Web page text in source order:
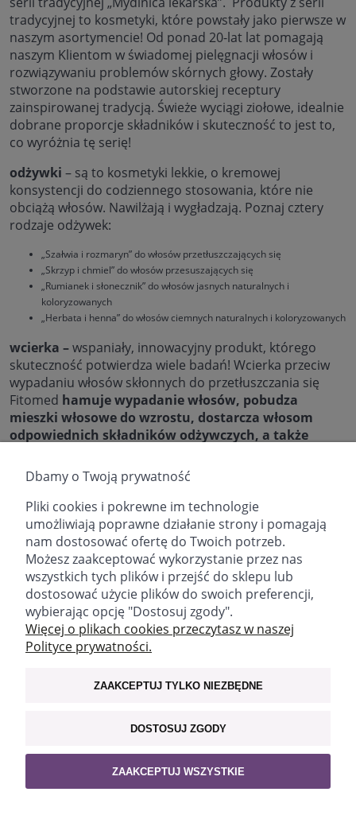
tradycyjnej to kosmetyki, które powstały jako pierwsze w
naszym asortymencie! Od ponad 20-lat lat pomagają
naszym Klientom w świadomej pielęgnacji włosów i
rozwiązywaniu problemów skórnych głowy. Zostały
stworzone na podstawie autorskiej receptury
zainspirowanej tradycją. Świeże wyciągi ziołowe, idealnie
dobrane proporcje składników i skuteczność to jest to,
co wyróżnia tę serię!
odżywki – są to kosmetyki lekkie, o kremowej
konsystencji do codziennego stosowania, które nie
obciążą włosów. Nawilżają i wygładzają. Poznaj cztery
rodzaje odżywek:
„Szałwia i rozmaryn” do włosów przetłuszczających się
„Skrzyp i chmiel” do włosów przesuszających się
„Rumianek i słonecznik” do włosów jasnych naturalnych i
koloryzowanych
„Herbata i henna” do włosów ciemnych naturalnych i koloryzowanych
wcierka –wspaniały, innowacyjny produkt, którego
skuteczność potwierdza wiele badań! Wcierka przeciw
wypadaniu włosów skłonnych do przetłuszczania się
Fitomed hamuje wypadanie włosów, pobudza
mieszki włosowe do wzrostu, dostarcza włosom
odpowiednich składników odżywczych, a także
włosy są grubsze, dłuższe i zdrowsze!
więcej
oleje– w naszej ofercie nie zabraknie także oleju
nierafinowanego z pestek malin, oleju z awokado i
słodkich migdałów! Świetnie spełnią swoją rolę w
olejowaniu włosów, ich odżywieniu i regeneracji!
email:sklep@fitomed.pltel:+48 730 757 750 (9.00-17.00)
Znajdź nas:
POLECAMY
Dbamy o Twoją prywatność
Pliki cookies i pokrewne im technologie
umożliwiają poprawne działanie strony i pomagają
nam dostosować ofertę do Twoich potrzeb.
Możesz zaakceptować wykorzystanie przez nas
wszystkich tych plików i przejść do sklepu lub
dostosować użycie plików do swoich preferencji,
wybierając opcję "Dostosuj zgody".
Więcej o plikach cookies przeczytasz w naszej
Polityce prywatności.
ZAAKCEPTUJ TYLKO NIEZBĘDNE
DOSTOSUJ ZGODY
ZAAKCEPTUJ WSZYSTKIE